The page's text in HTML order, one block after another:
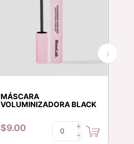
MÁSCARA
VOLUMINIZADORA BLACK
$9.00 i
h